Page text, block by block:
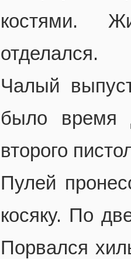
костями.
отделался.
Чалый
было время
второго
Пулей
косяку. По
Порвался